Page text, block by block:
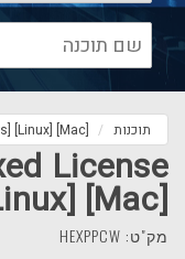
תוכנות [Linux] [Mac]
License
[Mac]
מק"ט: HEXPPCW